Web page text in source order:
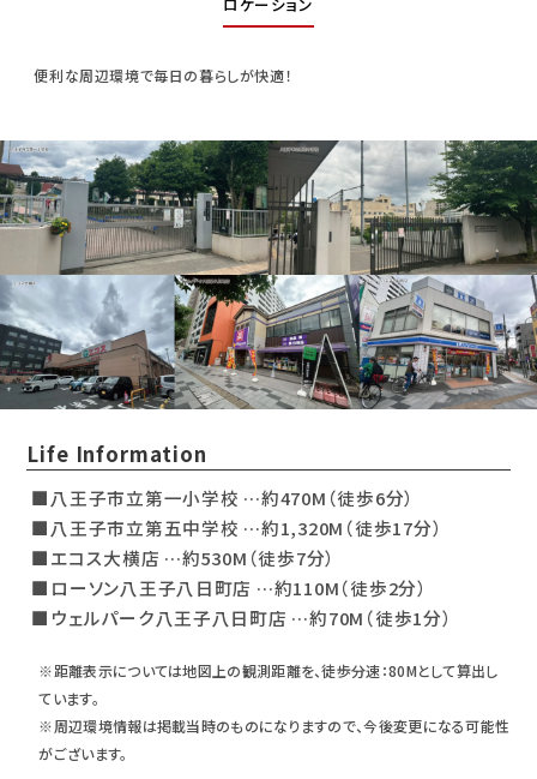
便利な周辺環境で毎日の暮らしが快適！
Life Information
■八王子市立第一小学校 …約470M（徒歩6分）
■八王子市立第五中学校 …約1,320M（徒歩17分）
■エコス大横店 …約530M（徒歩7分）
■ローソン八王子八日町店 …約110M（徒歩2分）
■ウェルパーク八王子八日町店 …約70M（徒歩1分）
※距離表示については地図上の観測距離を、徒歩分速：80Mとして算出し
ています。
※周辺環境情報は掲載当時のものになりますので、今後変更になる可能性
がございます。